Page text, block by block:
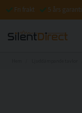
Fri frakt 5 års garanti